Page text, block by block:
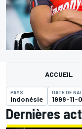
ACCUEIL
PAYS
Indonésie
DATE DE
1996-11-
Dernières